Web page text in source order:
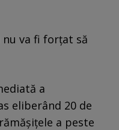
nu va fi forțat să
a
eliberând 20 de
a peste